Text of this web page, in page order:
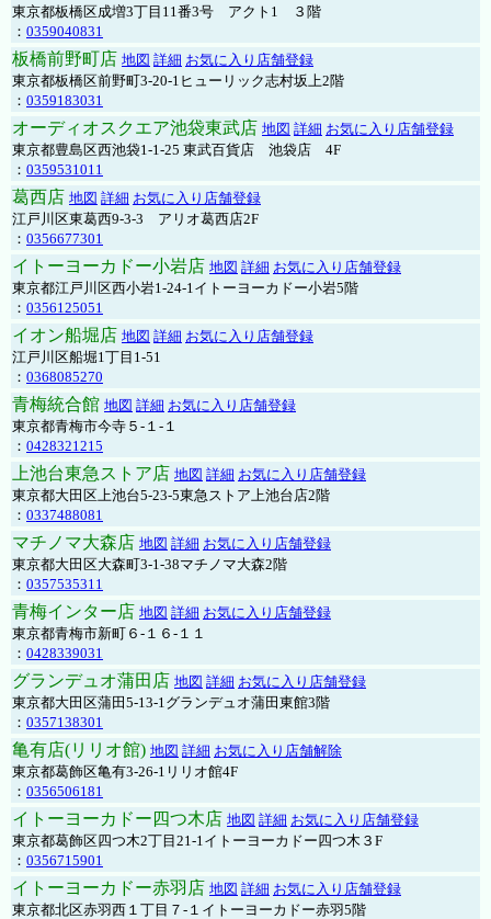
東京都板橋区成増3丁目11番3号 アクト1 ３階
： 0359040831
板橋前野町店 地図 詳細 お気に入り店舗登録
東京都板橋区前野町3-20-1ヒューリック志村坂上2階
： 0359183031
オーディオスクエア池袋東武店 地図 詳細 お気に入り店舗登録
東京都豊島区西池袋1-1-25 東武百貨店 池袋店 4F
： 0359531011
葛西店 地図 詳細 お気に入り店舗登録
江戸川区東葛西9-3-3 アリオ葛西店2F
： 0356677301
イトーヨーカドー小岩店 地図 詳細 お気に入り店舗登録
東京都江戸川区西小岩1-24-1イトーヨーカドー小岩5階
： 0356125051
イオン船堀店 地図 詳細 お気に入り店舗登録
江戸川区船堀1丁目1-51
： 0368085270
青梅統合館 地図 詳細 お気に入り店舗登録
東京都青梅市今寺５-１-１
： 0428321215
上池台東急ストア店 地図 詳細 お気に入り店舗登録
東京都大田区上池台5-23-5東急ストア上池台店2階
： 0337488081
マチノマ大森店 地図 詳細 お気に入り店舗登録
東京都大田区大森町3-1-38マチノマ大森2階
： 0357535311
青梅インター店 地図 詳細 お気に入り店舗登録
東京都青梅市新町６-１６-１１
： 0428339031
グランデュオ蒲田店 地図 詳細 お気に入り店舗登録
東京都大田区蒲田5-13-1グランデュオ蒲田東館3階
： 0357138301
亀有店(リリオ館) 地図 詳細 お気に入り店舗解除
東京都葛飾区亀有3-26-1リリオ館4F
： 0356506181
イトーヨーカドー四つ木店 地図 詳細 お気に入り店舗登録
東京都葛飾区四つ木2丁目21-1イトーヨーカドー四つ木３F
： 0356715901
イトーヨーカドー赤羽店 地図 詳細 お気に入り店舗登録
東京都北区赤羽西１丁目７-１イトーヨーカドー赤羽5階